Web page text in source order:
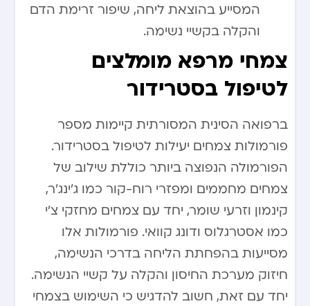
המסייע בהוצאת ליחה, שיפור זרימת הדם
והקלה בקשיי נשימה.
צמחי מרפא מומלצים
לטיפול בסטרידור
ברפואה הסינית המסורתית קיימות מספר
פורמולות צמחים יעילות לטיפול בסטרידור.
הפורמולה הנפוצה ביותר כוללת שילוב של
צמחים מחממים ומפזרי רוח-קור כמו ג’ינג’ר,
קינמון וזרעי שומר, יחד עם צמחים מחזקי צ’י
כמו אסטרגלוס ודונג קוואי. פורמולות אלו
מסייעות בהפחתת הליחה בדרכי הנשימה,
חיזוק מערכת החיסון והקלה על קשיי הנשימה.
יחד עם זאת, חשוב להדגיש כי השימוש בצמחי